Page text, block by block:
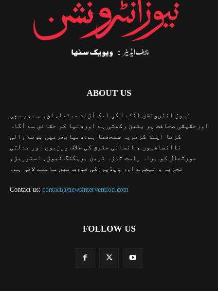
ABOUT US
نیوز انٹرونشن انڈیا کی ایک آزاد میڈیاہاؤس ہے جو سچی
اورحقیقی صحافت پر یقین رکھتی ہے اوردنیا کو حقائق سے آگاہ
کرنا اپنا کرتویہ سمجھتا ہے۔دنیابھرمیں ہونے والی
ناانصافیوں ، انسانی حقوق کی خلاف ورزیوں اور بدلتی
صورتحال کو براہ راست تازہ ترین بریکنگ نیوز، اسٹوریز،
تجزیہ و تبصرے اور ویڈیوزکی صورت میں سامنے لاتی ہے۔
Contact us: contact@newsintervention.com
FOLLOW US